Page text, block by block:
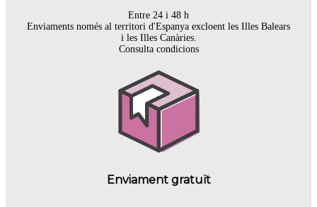
Entre 24 i 48 h
Enviaments només al territori d'Espanya excloent les Illes Balears
i les Illes Canàries.
Consulta condicions
Enviament gratuït